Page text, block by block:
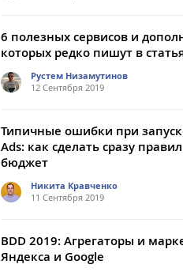
6 полезных сервисов и
которых редко пишут в
Рустем Низамутинов
12 Сентября 2019
Типичные ошибки при
Ads: как сделать сразу
бюджет
Никита Кравченко
11 Сентября 2019
BDD 2019: Агрегаторы и
Яндекса и Google